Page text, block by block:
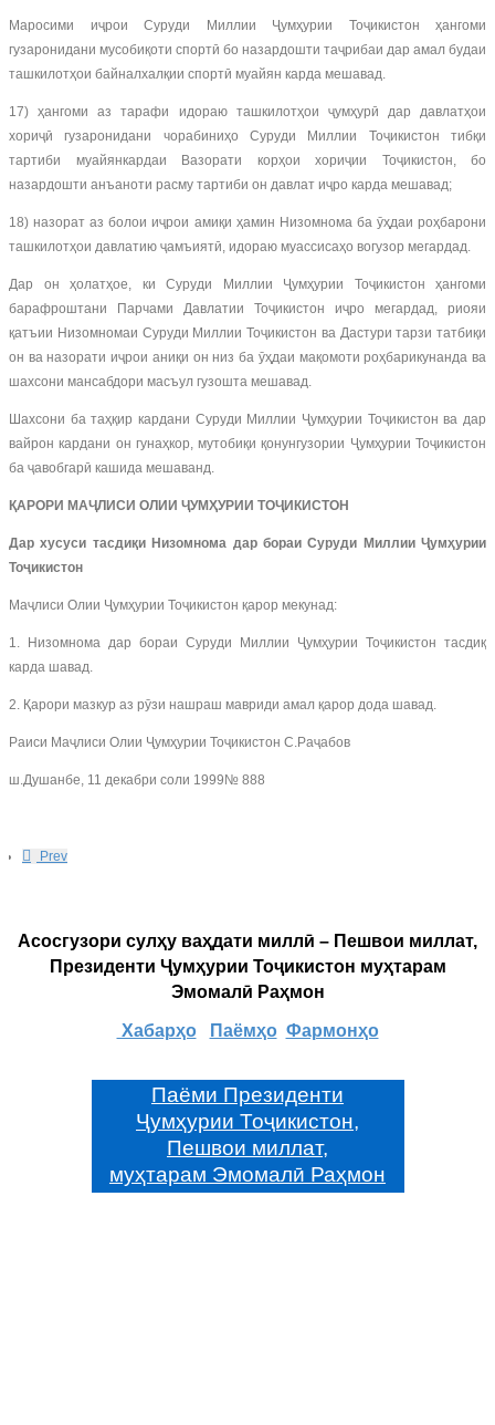
Маросими иҷрои Суруди Миллии Ҷумҳурии Тоҷикистон ҳангоми
гузаронидани мусобиқоти спортӣ бо назардошти таҷрибаи дар амал будаи
ташкилотҳои байналхалқии спортӣ муайян карда мешавад.
17) ҳангоми аз тарафи идораю ташкилотҳои ҷумҳурӣ дар давлатҳои
хориҷӣ гузаронидани чорабиниҳо Суруди Миллии Тоҷикистон тибқи
тартиби муайянкардаи Вазорати корҳои хориҷии Тоҷикистон, бо
назардошти анъаноти расму тартиби он давлат иҷро карда мешавад;
18) назорат аз болои иҷрои амиқи ҳамин Низомнома ба ӯҳдаи роҳбарони
ташкилотҳои давлатию ҷамъиятӣ, идораю муассисаҳо вогузор мегардад.
Дар он ҳолатҳое, ки Суруди Миллии Ҷумҳурии Тоҷикистон ҳангоми
барафроштани Парчами Давлатии Тоҷикистон иҷро мегардад, риояи
қатъии Низомномаи Суруди Миллии Тоҷикистон ва Дастури тарзи татбиқи
он ва назорати иҷрои аниқи он низ ба ӯҳдаи мақомоти роҳбарикунанда ва
шахсони мансабдори масъул гузошта мешавад.
Шахсони ба таҳқир кардани Суруди Миллии Ҷумҳурии Тоҷикистон ва дар
вайрон кардани он гунаҳкор, мутобиқи қонунгузории Ҷумҳурии Тоҷикистон
ба ҷавобгарӣ кашида мешаванд.
ҚАРОРИ МАҶЛИСИ ОЛИИ ҶУМҲУРИИ ТОҶИКИСТОН
Дар хусуси тасдиқи Низомнома дар бораи Суруди Миллии Ҷумҳурии
Тоҷикистон
Маҷлиси Олии Ҷумҳурии Тоҷикистон қарор мекунад:
1. Низомнома дар бораи Суруди Миллии Ҷумҳурии Тоҷикистон тасдиқ
карда шавад.
2. Қарори мазкур аз рӯзи нашраш мавриди амал қарор дода шавад.
Раиси Маҷлиси Олии Ҷумҳурии Тоҷикистон С.Раҷабов
ш.Душанбе, 11 декабри соли 1999№ 888
Prev
Асосгузори сулҳу ваҳдати миллӣ – Пешвои миллат,
Президенти Ҷумҳурии Тоҷикистон муҳтарам
Эмомалӣ Раҳмон
Хабарҳо Паёмҳо Фармонҳо
Паёми Президенти
Ҷумҳурии Тоҷикистон,
Пешвои миллат,
муҳтарам Эмомалӣ Раҳмон